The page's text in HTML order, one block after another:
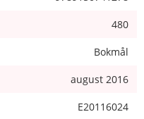
480
Bokmål
august 2016
E20116024